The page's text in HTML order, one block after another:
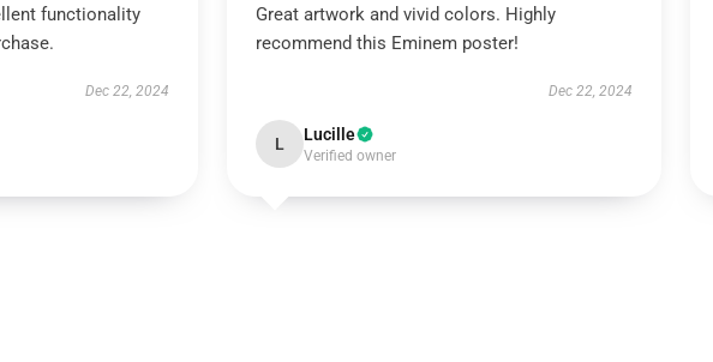
functionality
Dec 22, 2024
Great artwork and vivid colors. Highly
recommend this Eminem poster!
Dec 22, 2024
L Lucille
Verified owner